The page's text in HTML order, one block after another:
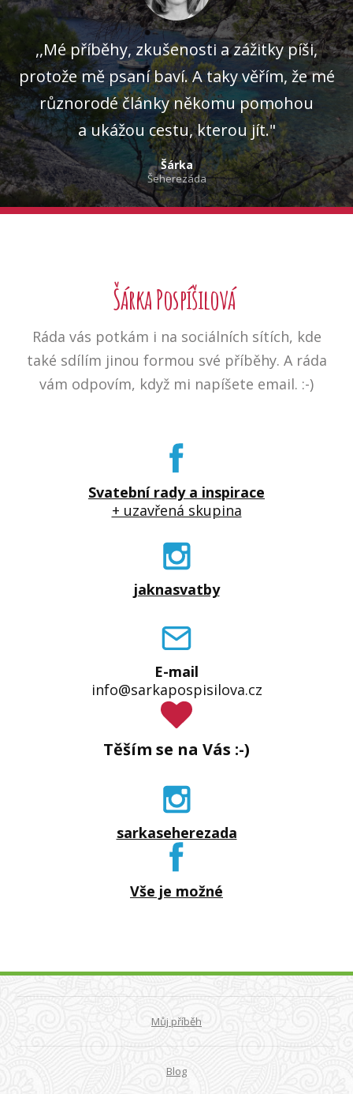
,,Mé příběhy, zkušenosti a zážitky píši,
protože mě psaní baví. A taky věřím, že mé
různorodé články někomu pomohou
a ukážou cestu, kterou jít."
Šárka
Šeherezáda
Šárka Pospíšilová
Ráda vás potkám i na sociálních sítích, kde
také sdílím jinou formou své příběhy. A ráda
vám odpovím, když mi napíšete email. :-)
Svatební rady a inspirace
+ uzavřená skupina
jaknasvatby
E-mail
info@sarkapospisilova.cz
Těším se na Vás :-)
sarkaseherezada
Vše je možné
Můj příběh
Blog